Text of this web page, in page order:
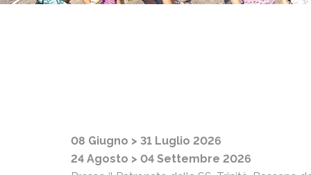
08 Giugno > 31 Luglio 2026
24 Agosto > 04 Settembre 2026